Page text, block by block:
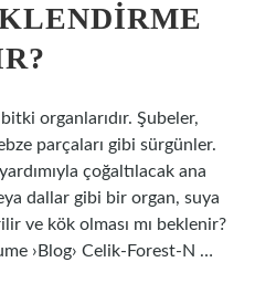
organlarıdır. Şubeler,
parçaları gibi sürgünler.
çoğaltılacak ana
dallar gibi bir organ, suya
ve kök olması mı beklenir?
›Blog› Celik-Forest-N …